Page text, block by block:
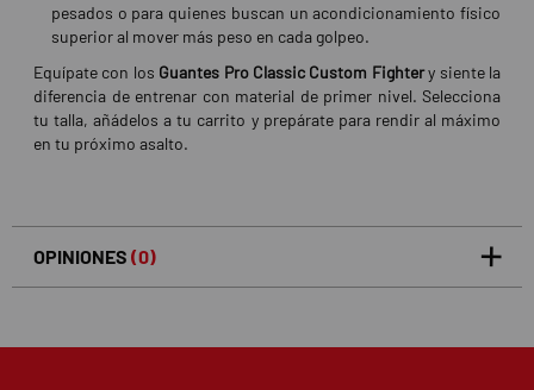
pesados o para quienes buscan un acondicionamiento físico
superior al mover más peso en cada golpeo.
Equípate con los Guantes Pro Classic Custom Fightery siente la
diferencia de entrenar con material de primer nivel. Selecciona
tu talla, añádelos a tu carrito y prepárate para rendir al máximo
en tu próximo asalto.
OPINIONES (0)
5
4
0%